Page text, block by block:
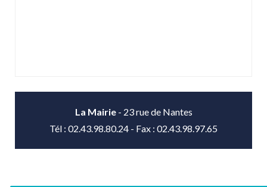
La Mairie - 23 rue de Nantes
Tél : 02.43.98.80.24 - Fax : 02.43.98.97.65